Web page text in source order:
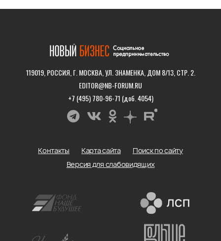
119019, РОССИЯ, Г. МОСКВА, УЛ. ЗНАМЕНКА, ДОМ 8/13, СТР. 2.
EDITOR@NB-FORUM.RU
+7 (495) 780-96-71 (доб. 4054)
Контакты Карта сайта
Поиск по сайту
Версия для слабовидящих